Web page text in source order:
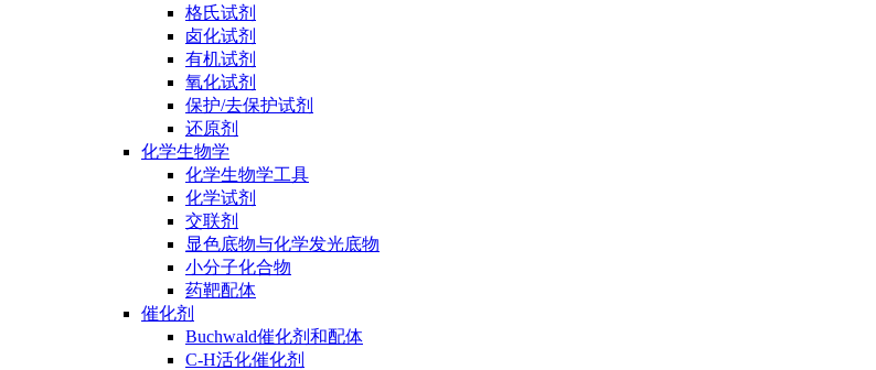
格氏试剂
卤化试剂
有机试剂
氧化试剂
保护/去保护试剂
还原剂
化学生物学
化学生物学工具
化学试剂
交联剂
显色底物与化学发光底物
小分子化合物
药靶配体
催化剂
Buchwald催化剂和配体
C-H活化催化剂